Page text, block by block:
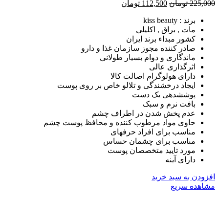
تومان 112,500 تومان
برند : kiss beauty
مات , براق , اکلیلی
کشور مبداء برند ایران
صادر کننده مجوز سازمان غذا و دارو
ماندگاری و دوام بسیار طولانی
اثرگذاری عالی
دارای هولوگرام اصالت کالا
ایجاد درخشندگی و تلالو خاص بر روی پوست
پوششدهی یک دست
بافت نرم و سبک
عدم پخش شدن در اطراف چشم
حاوی مواد مرطوب کننده و محافظ پوست چشم
مناسب برای افراد حرفهای
مناسب برای چشمان حساس
مورد تایید متخصصان پوست
دارای آینه
به سبد خرید
سریع